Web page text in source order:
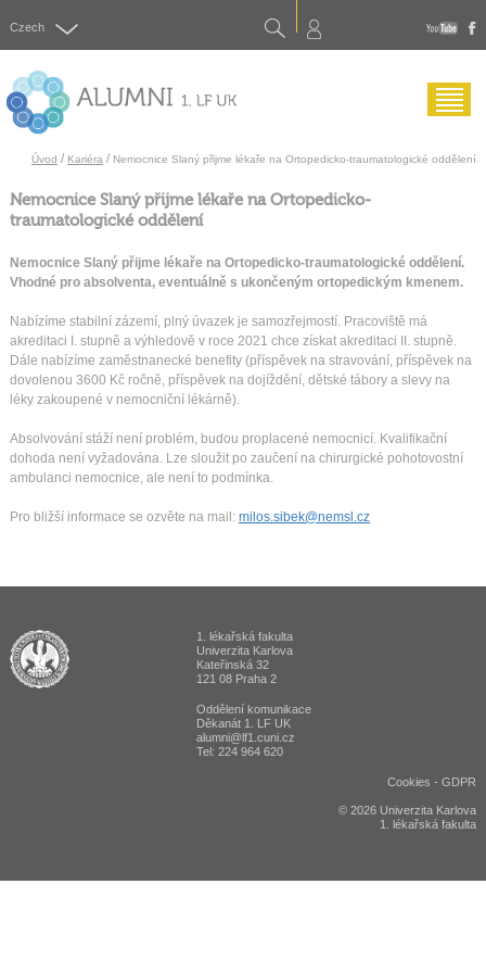
Czech Search
Úvod / Kariéra / Nemocnice Slaný přijme lékaře na Ortopedicko-traumatologické oddělení
Nemocnice Slaný přijme lékaře na Ortopedicko-
traumatologické oddělení
Nemocnice Slaný přijme lékaře na Ortopedicko-traumatologické oddělení.
Vhodné pro absolventa, eventuálně s ukončeným ortopedickým kmenem.
Nabízíme stabilní zázemí, plný úvazek je samozřejmostí. Pracoviště má
akreditaci I. stupně a výhledově v roce 2021 chce získat akreditaci II. stupně.
Dále nabízíme zaměstnanecké benefity (příspěvek na stravování, příspěvek na
dovolenou 3600 Kč ročně, příspěvek na dojíždění, dětské tábory a slevy na
léky zakoupené v nemocniční lékárně).
Absolvování stáží není problém, budou proplacené nemocnicí. Kvalifikační
dohoda není vyžadována. Lze sloužit po zaučení na chirurgické pohotovostní
ambulanci nemocnice, ale není to podmínka.
Pro bližší informace se ozvěte na mail: milos.sibek@nemsl.cz
ALUMNI 1. lékařská fakulta Univerzita Karlova v Praze
1. lékařská fakulta
Univerzita Karlova
Kateřinská 32
121 08 Praha 2
Oddělení komunikace
Děkanát 1. LF UK
alumni@lf1.cuni.cz
Tel: 224 964 620
Cookies -GDPR
© 2026 Univerzita Karlova
1. lékařská fakulta